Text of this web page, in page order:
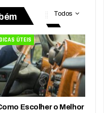
Todos
DICAS ÚTEIS
Escolher o Melhor